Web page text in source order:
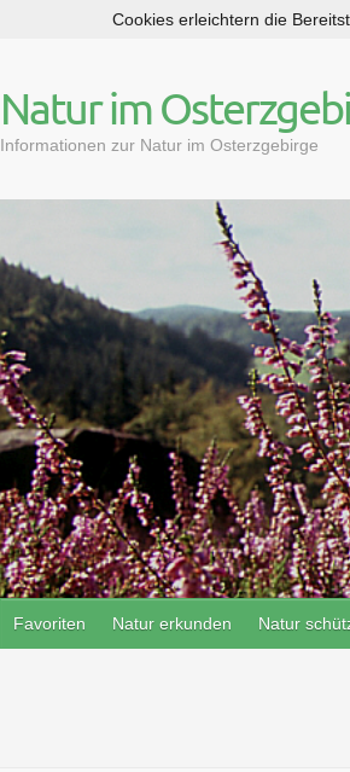
p
t
c
n
n
t
Natur im
Informationen zur Natur im Osterzgebirge
Favoriten Natur erkunden Natur
Cookies erleichtern die